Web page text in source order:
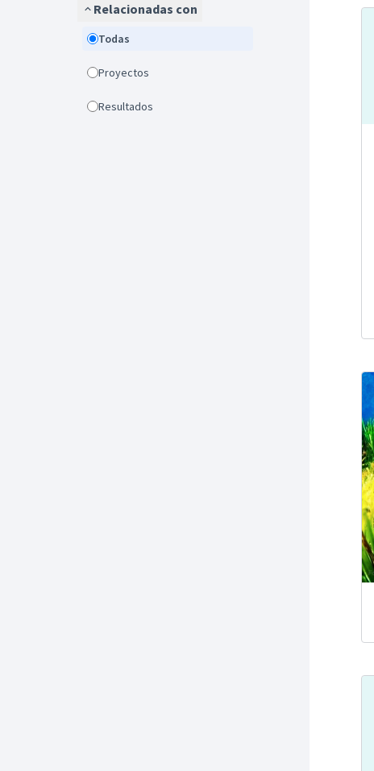
Relacionadas con
Todas
Proyectos
Resultados